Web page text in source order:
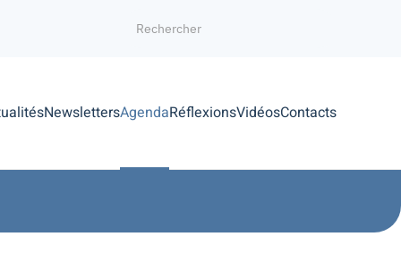
NewslettersAgendaRéflexionsVidéosContacts